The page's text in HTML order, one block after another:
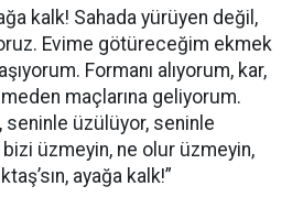
kalk! Sahada yürüyen değil,
Evime götüreceğim ekmek
Formanı alıyorum, kar,
maçlarına geliyorum.
seninle üzülüyor, seninle
bizi üzmeyin, ne olur üzmeyin,
ayağa kalk!”